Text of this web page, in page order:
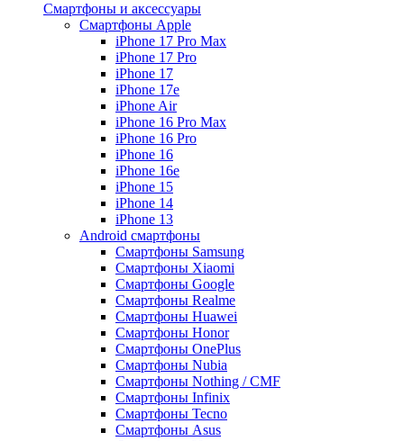
Смартфоны и аксессуары
Смартфоны Apple
iPhone 17 Pro Max
iPhone 17 Pro
iPhone 17
iPhone 17e
iPhone Air
iPhone 16 Pro Max
iPhone 16 Pro
iPhone 16
iPhone 16e
iPhone 15
iPhone 14
iPhone 13
Android cмартфоны
Смартфоны Samsung
Смартфоны Xiaomi
Смартфоны Google
Смартфоны Realme
Смартфоны Huawei
Смартфоны Honor
Смартфоны OnePlus
Смартфоны Nubia
Смартфоны Nothing / CMF
Смартфоны Infinix
Смартфоны Tecno
Смартфоны Asus